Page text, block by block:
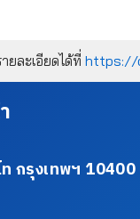
ละเอียดได้ที่ https://
กรุงเทพฯ 10400